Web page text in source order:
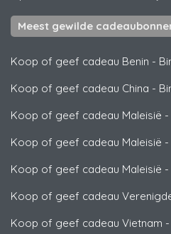
Meest gewilde
Koop of geef cadeau Benin -
Koop of geef cadeau China -
Koop of geef cadeau Maleisië -
Koop of geef cadeau Maleisië -
Koop of geef cadeau Maleisië -
Koop of geef cadeau
Koop of geef cadeau Vietnam -